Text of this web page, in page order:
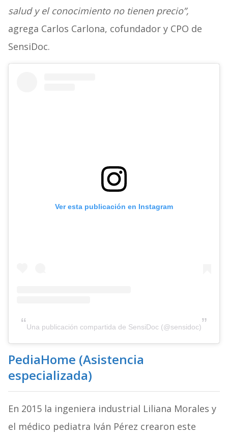
salud y el conocimiento no tienen precio”,
agrega Carlos Carlona, cofundador y CPO de
SensiDoc.
Ver esta publicación en Instagram
Una publicación compartida de SensiDoc (@sensidoc)
PediaHome (Asistencia
especializada)
En 2015 la ingeniera industrial Liliana Morales y
el médico pediatra Iván Pérez crearon este